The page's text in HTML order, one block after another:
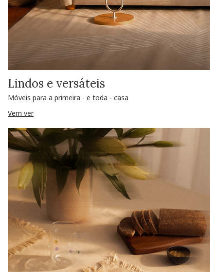
Lindos e versáteis
Móveis para a primeira - e toda - casa
Vem ver